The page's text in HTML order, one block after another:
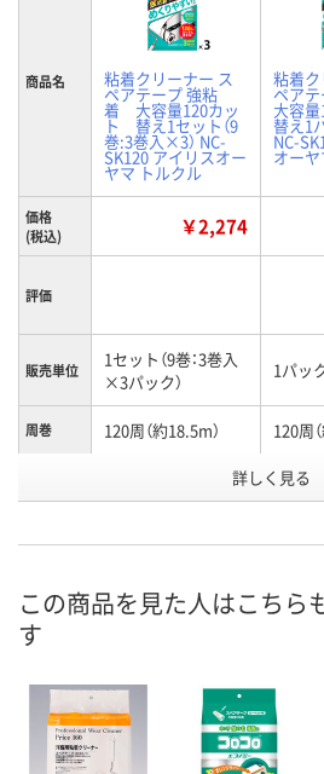
商品名 粘着クリーナー ス
ペアテープ 強粘
着 大容量120カッ
ト 替え1セット（9
巻:3巻入×3） NC-
SK120 アイリスオー
ヤマ トルクル
粘着ク
ペア
大容
替え1
NC-
オー
価格
(税込)
￥2,274
評価
販売単位
1セット（9巻：3巻入
×3パック）
1パッ
周巻 120周（約18.5m） 120周
強粘着
EK46906
在庫 あり あり
お届け日
数量
カゴへ
数量
詳しく見る
この商品を見た人はこちら
す